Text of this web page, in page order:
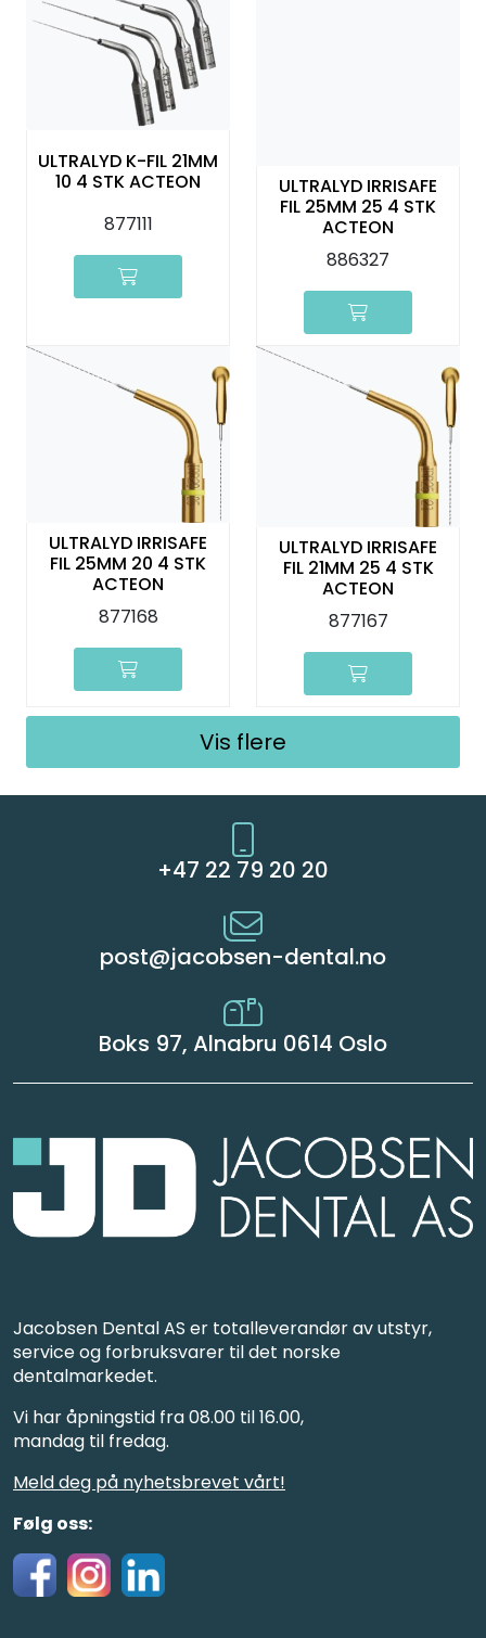
ULTRALYD K-FIL 21MM
10 4 STK ACTEON
877111
ULTRALYD IRRISAFE
FIL 25MM 25 4 STK
ACTEON
886327
ULTRALYD IRRISAFE
FIL 25MM 20 4 STK
ACTEON
877168
ULTRALYD IRRISAFE
FIL 21MM 25 4 STK
ACTEON
877167
Vis flere
+47 22 79 20 20
post@jacobsen-dental.no
Boks 97, Alnabru 0614 Oslo
Jacobsen Dental AS er totalleverandør av utstyr,
service og forbruksvarer til det norske
dentalmarkedet.
Vi har åpningstid fra 08.00 til 16.00,
mandag til fredag.
Meld deg på nyhetsbrevet vårt!
Følg oss: